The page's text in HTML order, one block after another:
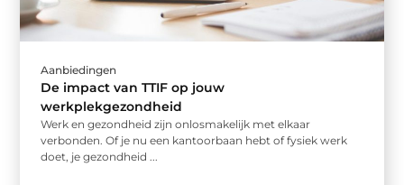
Aanbiedingen
De impact van TTIF op jouw
werkplekgezondheid
Werk en gezondheid zijn onlosmakelijk met elkaar
verbonden. Of je nu een kantoorbaan hebt of fysiek werk
doet, je gezondheid ...